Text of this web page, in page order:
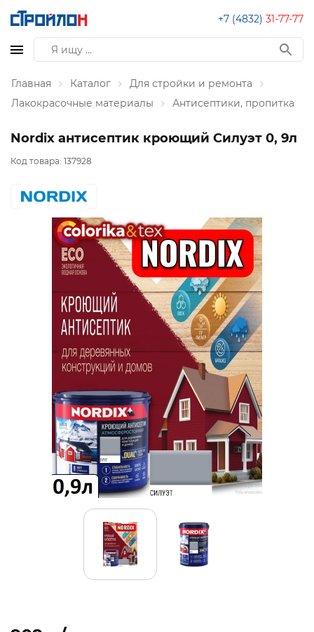
+7 (4832) 31-77-77
Главная Каталог
Для стройки и ремонта
Лакокрасочные материалы
Антисептики, пропитка
Nordix антисептик кроющий Силуэт 0, 9л
Код товара: 137928